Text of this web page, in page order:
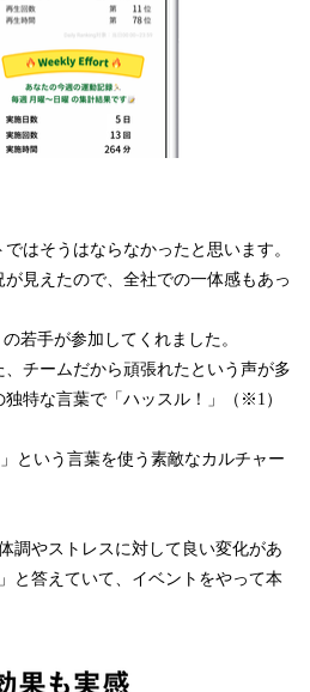
はそうはならなかったと思います。
見えたので、全社での一体感もあっ
若手が参加してくれました。
チームだから頑張れたという声が多
特な言葉で「ハッスル！」（※1）
という言葉を使う素敵なカルチャー
調やストレスに対して良い変化があ
と答えていて、イベントをやって本